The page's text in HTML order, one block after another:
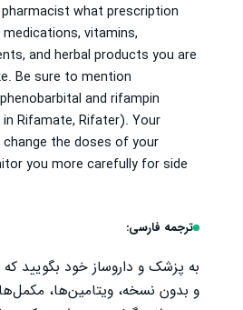
what prescription
vitamins,
and herbal products you are
Be sure to mention
and rifampin
Rifamate, Rifater). Your
the doses of your
you more carefully for side
ترجمه فارسی:
به پزشک و داروساز خود بگویید
و بدون نسخه، ویتامین‌ها،